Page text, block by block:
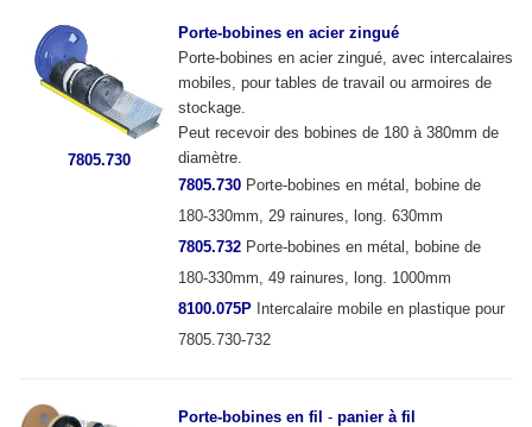
7805.730
Porte-bobines en acier zingué
Porte-bobines en acier zingué, avec intercalaires
mobiles, pour tables de travail ou armoires de
stockage.
Peut recevoir des bobines de 180 à 380mm de
diamètre.
7805.730 Porte-bobines en métal, bobine de
180-330mm, 29 rainures, long. 630mm
7805.732 Porte-bobines en métal, bobine de
180-330mm, 49 rainures, long. 1000mm
8100.075P Intercalaire mobile en plastique pour
7805.730-732
Porte-bobines en fil - panier à fil